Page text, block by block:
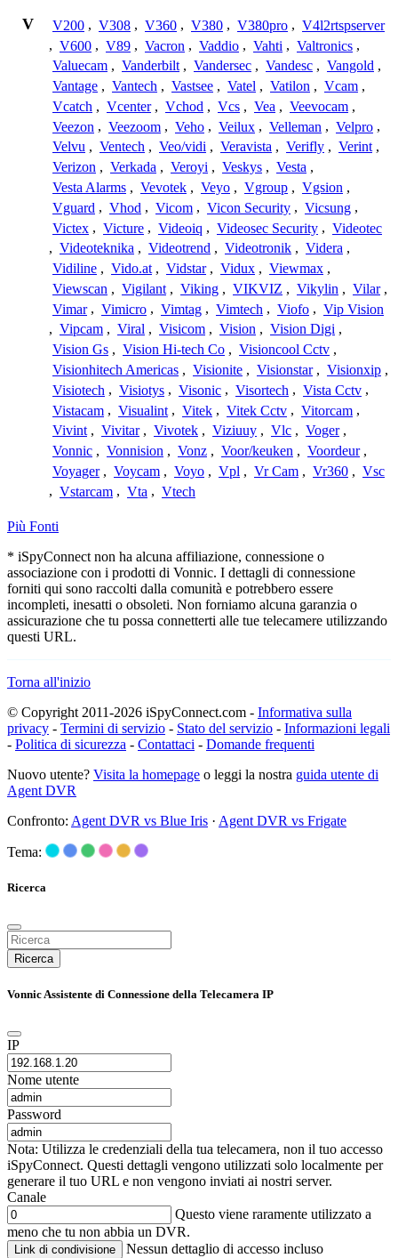
V V200 , V308 , V360 , V380 , V380pro , V4l2rtspserver
, V600 , V89 , Vacron , Vaddio , Vahti , Valtronics ,
Valuecam , Vanderbilt , Vandersec , Vandesc , Vangold ,
Vantage , Vantech , Vastsee , Vatel , Vatilon , Vcam ,
Vcatch , Vcenter , Vchod , Vcs , Vea , Veevocam ,
Veezon , Veezoom , Veho , Veilux , Velleman , Velpro ,
Velvu , Ventech , Veo/vidi , Veravista , Verifly , Verint ,
Verizon , Verkada , Veroyi , Veskys , Vesta ,
Vesta Alarms , Vevotek , Veyo , Vgroup , Vgsion ,
Vguard , Vhod , Vicom , Vicon Security , Vicsung ,
Victex , Victure , Videoiq , Videosec Security , Videotec
, Videoteknika , Videotrend , Videotronik , Videra ,
Vidiline , Vido.at , Vidstar , Vidux , Viewmax ,
Viewscan , Vigilant , Viking , VIKVIZ , Vikylin , Vilar ,
Vimar , Vimicro , Vimtag , Vimtech , Viofo , Vip Vision
, Vipcam , Viral , Visicom , Vision , Vision Digi ,
Vision Gs , Vision Hi-tech Co , Visioncool Cctv ,
Visionhitech Americas , Visionite , Visionstar , Visionxip ,
Visiotech , Visiotys , Visonic , Visortech , Vista Cctv ,
Vistacam , Visualint , Vitek , Vitek Cctv , Vitorcam ,
Vivint , Vivitar , Vivotek , Viziuuy , Vlc , Voger ,
Vonnic , Vonnision , Vonz , Voor/keuken , Voordeur ,
Voyager , Voycam , Voyo , Vpl , Vr Cam , Vr360 , Vsc
, Vstarcam , Vta , Vtech
Più Fonti
* iSpyConnect non ha alcuna affiliazione, connessione o
associazione con i prodotti di Vonnic. I dettagli di connessione
forniti qui sono raccolti dalla comunità e potrebbero essere
incompleti, inesatti o obsoleti. Non forniamo alcuna garanzia o
assicurazione che tu possa connetterti alle tue telecamere utilizzando
questi URL.
Torna all'inizio
© Copyright 2011-2026 iSpyConnect.com - Informativa sulla
privacy - Termini di servizio - Stato del servizio - Informazioni legali
- Politica di sicurezza - Contattaci - Domande frequenti
Nuovo utente? Visita la homepage o leggi la nostra guida utente di
Agent DVR
Confronto: Agent DVR vs Blue Iris · Agent DVR vs Frigate
Tema:
Ricerca
Ricerca
Vonnic Assistente di Connessione della Telecamera IP
IP
Nome utente
Password
Nota: Utilizza le credenziali della tua telecamera, non il tuo accesso
iSpyConnect. Questi dettagli vengono utilizzati solo localmente per
generare il tuo URL e non vengono inviati ai nostri server.
Canale
Questo viene raramente utilizzato a
meno che tu non abbia un DVR.
Link di condivisione Nessun dettaglio di accesso incluso